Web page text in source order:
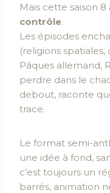
Mais cette saison
contrôle.
Les épisodes
(religions
Pâques allemand,
perdre dans le
debout, raconte
trace.
Le format semi-
une idée à fond,
c’est toujours un
barrés, animation